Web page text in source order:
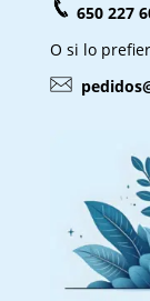
650 227
O si lo